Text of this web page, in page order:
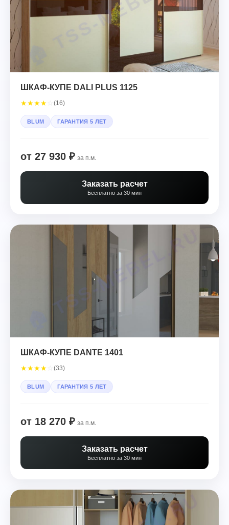
ШКАФ-КУПЕ DALI PLUS 1125
★★★★ (16)
BLUM ГАРАНТИЯ 5 ЛЕТ
от 27 930 ₽ за п.м.
Заказать расчет
Бесплатно за 30 мин
ШКАФ-КУПЕ DANTE 1401
★★★★ (33)
BLUM ГАРАНТИЯ 5 ЛЕТ
от 18 270 ₽ за п.м.
Заказать расчет
Бесплатно за 30 мин